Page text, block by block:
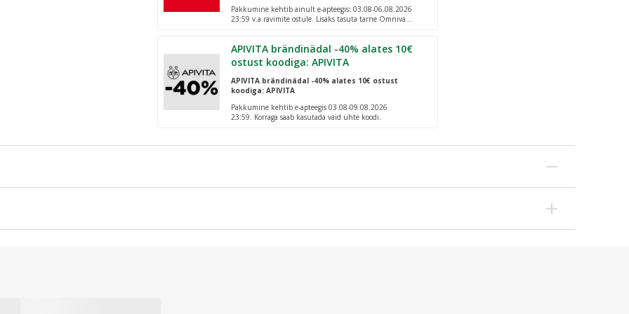
Pakkumine kehtib ainult e-apteegis: 03.08-06.08.2026
23:59 v.a ravimite ostule. Lisaks tasuta tarne Omniva
APIVITA brändinädal -40% alates 10€
ostust koodiga: APIVITA
APIVITA brändinädal -40% alates 10€ ostust
koodiga: APIVITA
Pakkumine kehtib e-apteegis 03.08-09.08.2026
23:59. Korraga saab kasutada vaid ühte koodi.